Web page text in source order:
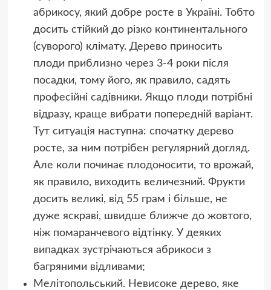
абрикосу, який добре росте в Україні. Тобто
досить стійкий до різко континентального
(суворого) клімату. Дерево приносить
плоди приблизно через 3-4 роки після
посадки, тому його, як правило, садять
професійні садівники. Якщо плоди потрібні
відразу, краще вибрати попередній варіант.
Тут ситуація наступна: спочатку дерево
росте, за ним потрібен регулярний догляд.
Але коли починає плодоносити, то врожай,
як правило, виходить величезний. Фрукти
досить великі, від 55 грам і більше, не
дуже яскраві, швидше ближче до жовтого,
ніж помаранчевого відтінку. У деяких
випадках зустрічаються абрикоси з
багряними відливами;
Мелітопольський. Невисоке дерево, яке